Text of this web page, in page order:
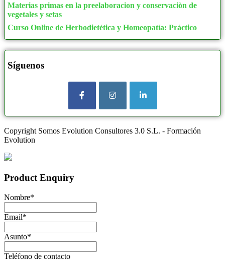
Materias primas en la preelaboracion y conservaciòn de
vegetales y setas
Curso Online de Herbodietética y Homeopatía: Práctico
Síguenos
Copyright Somos Evolution Consultores 3.0 S.L. - Formación
Evolution
Product Enquiry
Nombre*
Email*
Asunto*
Teléfono de contacto